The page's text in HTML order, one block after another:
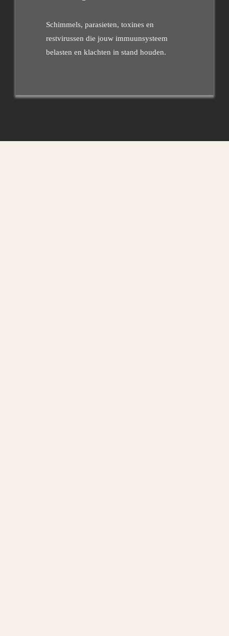
Schimmels, parasieten, toxines en
restvirussen die jouw immuunsysteem
belasten en klachten in stand houden.